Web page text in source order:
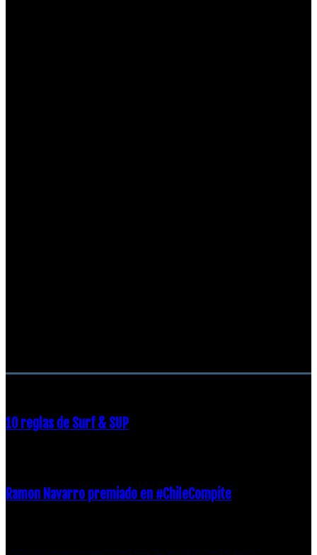
10 reglas de Surf & SUP
Ramon Navarro premiado en #ChileCompite